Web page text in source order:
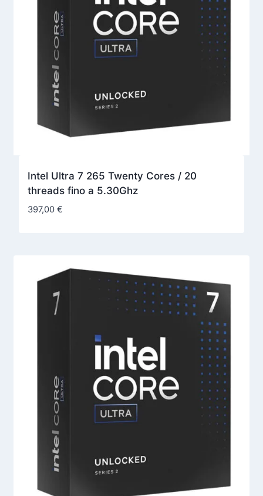
Intel Ultra 7 265 Twenty Cores / 20
threads fino a 5.30Ghz
397,00€